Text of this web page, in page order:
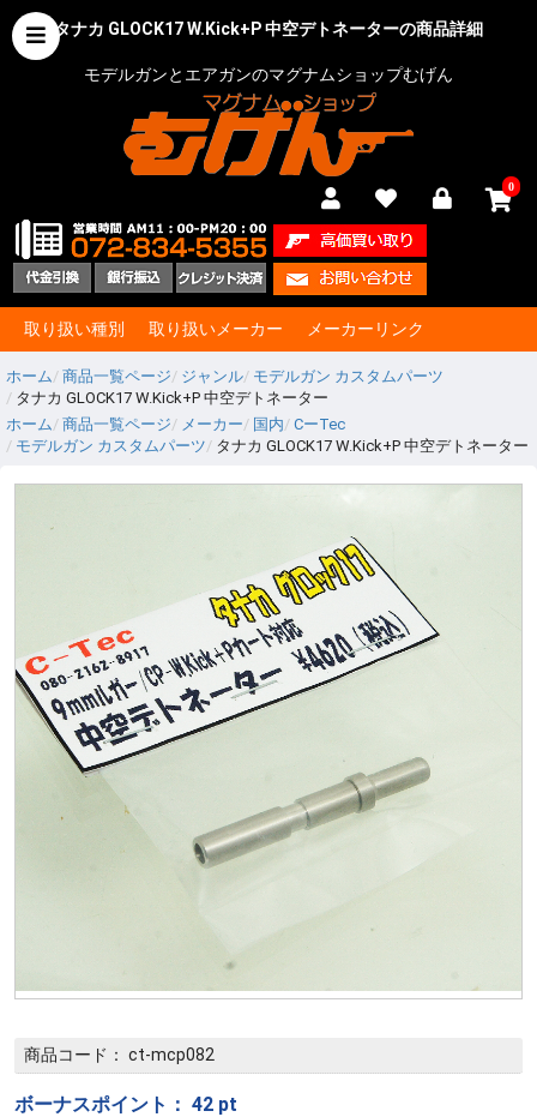
タナカ GLOCK17 W.Kick+P 中空デトネーターの商品詳細
モデルガンとエアガンのマグナムショップむげん
0
取り扱い種別 取り扱いメーカー メーカーリンク
ホーム 商品一覧ページ ジャンル モデルガン カスタムパーツ
タナカ GLOCK17 W.Kick+P 中空デトネーター
ホーム 商品一覧ページ メーカー 国内 CーTec
モデルガン カスタムパーツ
タナカ GLOCK17 W.Kick+P 中空デトネーター
商品コード： ct-mcp082
ボーナスポイント： 42 pt